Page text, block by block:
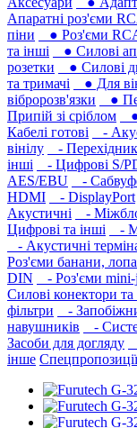
Апаратні роз'єми
піни
● Роз'єми
та інші
● Силові
розетки
● Силові
та тримачі
● Для
вібророзв'язки
●
Припій зі сріблом
Кабелі готові
-
вінілу
-
інші
- Цифрові S/
AES/EBU
-
HDMI
- DisplayPort
Акустичні
-
Цифрові та інші
-
- Акустичні
Роз'єми банани,
DIN
- Роз'єми mini-
Силові конектори та
фільтри
-
навушників‎
-
Засоби для догляду
інше Спецпропозиції